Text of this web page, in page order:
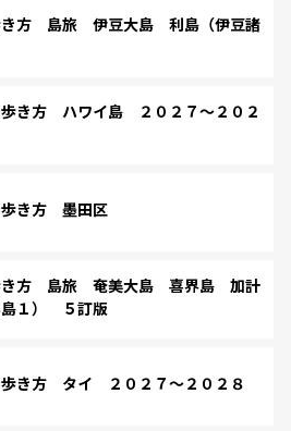
方 島旅 伊豆大島 利島（伊豆諸
き方 ハワイ島 ２０２７～２０２
き方 墨田区
き方 島旅 奄美大島 喜界島 加計
島１） ５訂版
き方 タイ ２０２７～２０２８